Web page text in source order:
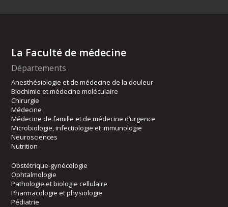
La Faculté de médecine
Départements
Anesthésiologie et de médecine de la douleur
Biochimie et médecine moléculaire
Chirurgie
Médecine
Médecine de famille et de médecine d’urgence
Microbiologie, infectiologie et immunologie
Neurosciences
Nutrition
Obstétrique-gynécologie
Ophtalmologie
Pathologie et biologie cellulaire
Pharmacologie et physiologie
Pédiatrie